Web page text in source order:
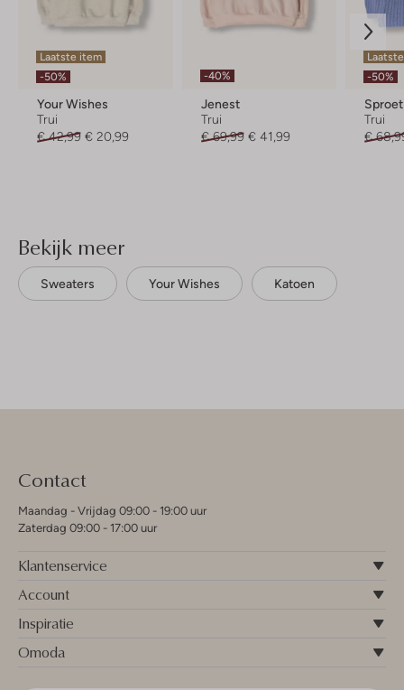
Laatste item
-50%
Your Wishes
Trui
€ 42,99 € 20,99
-40%
Jenest
Trui
€ 69,99 € 41,99
-50%
Trui
€
Bekijk meer
Sweaters Your Wishes Katoen
Contact
Maandag - Vrijdag 09:00 - 19:00 uur
Zaterdag 09:00 - 17:00 uur
Klantenservice
Account
Inspiratie
Omoda